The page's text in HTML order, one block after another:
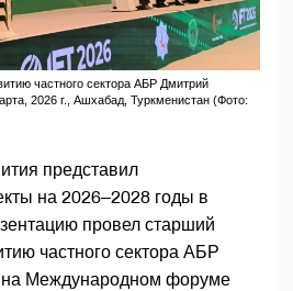
частного сектора АБР Дмитрий
2026 г., Ашхабад, Туркменистан (Фото:
представил
на 2026–2028 годы в
провел старший
частного сектора АБР
на Международном форуме